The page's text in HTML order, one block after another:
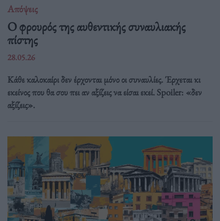
Απόψεις
O φρουρός της αυθεντικής συναυλιακής
πίστης
28.05.26
Κάθε καλοκαίρι δεν έρχονται μόνο οι συναυλίες. Έρχεται κι
εκείνος που θα σου πει αν αξίζεις να είσαι εκεί. Spoiler: «δεν
αξίζεις».